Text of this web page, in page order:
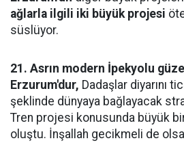
ağlarla ilgili iki büyük projesi
süslüyor.
21. Asrın modern İpekyolu
Erzurum'dur, Dadaşlar diyarını
şeklinde dünyaya bağlayacak
Tren projesi konusunda büyük
oluştu. İnşallah gecikmeli de olsa